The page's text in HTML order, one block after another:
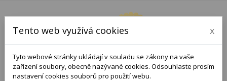
Tento web využívá cookies x
Tyto webové stránky ukládají v souladu se zákony na vaše
zařízení soubory, obecně nazývané cookies. Odsouhlaste prosím
nastavení cookies souborů pro použití webu.